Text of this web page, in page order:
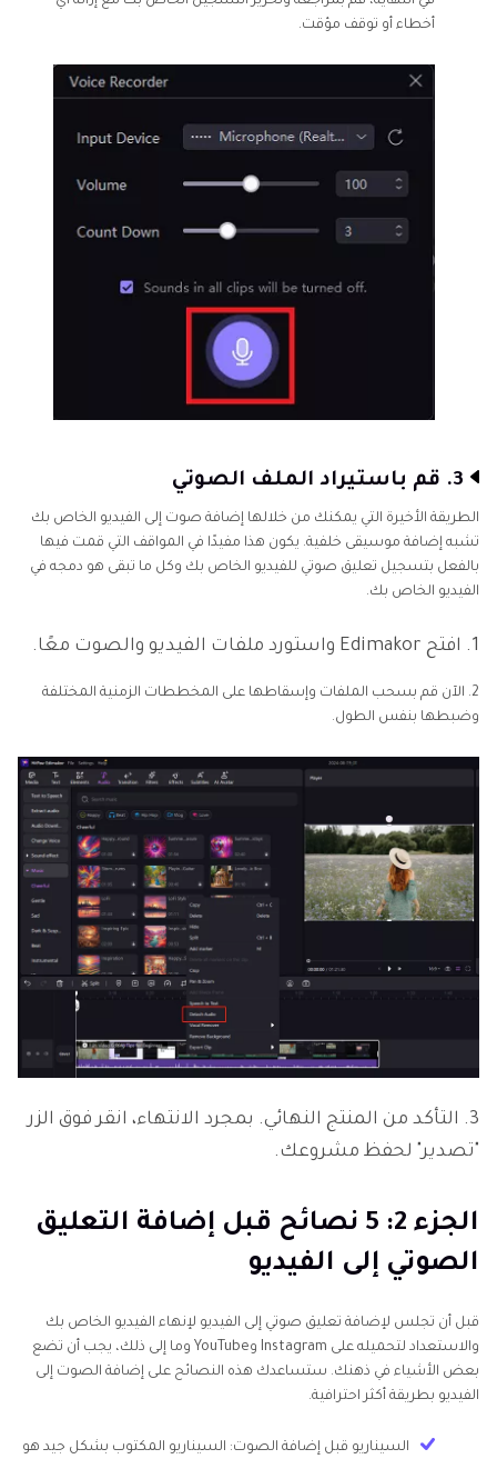
أخطاء أو توقف مؤقت.
3. قم باستيراد الملف الصوتي
الطريقة الأخيرة التي يمكنك من خلالها إضافة صوت إلى الفيديو الخاص بك
تشبه إضافة موسيقى خلفية. يكون هذا مفيدًا في المواقف التي قمت فيها
بالفعل بتسجيل تعليق صوتي للفيديو الخاص بك وكل ما تبقى هو دمجه في
الفيديو الخاص بك.
1. افتح Edimakor واستورد ملفات الفيديو والصوت معًا.
2. الآن قم بسحب الملفات وإسقاطها على المخططات الزمنية المختلفة
وضبطها بنفس الطول.
3. التأكد من المنتج النهائي. بمجرد الانتهاء، انقر فوق الزر
"تصدير" لحفظ مشروعك.
الجزء 2: 5 نصائح قبل إضافة التعليق
الصوتي إلى الفيديو
قبل أن تجلس لإضافة تعليق صوتي إلى الفيديو لإنهاء الفيديو الخاص بك
والاستعداد لتحميله على Instagram وYouTube وما إلى ذلك، يجب أن تضع
بعض الأشياء في ذهنك. ستساعدك هذه النصائح على إضافة الصوت إلى
الفيديو بطريقة أكثر احترافية.
السيناريو قبل إضافة الصوت: السيناريو المكتوب بشكل جيد هو